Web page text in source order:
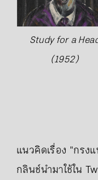
Study for a
(1952)
แนวคิดเรื่อง "กรง
กลินช์นำมาใช้ใน